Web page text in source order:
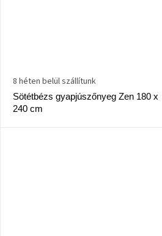
Sötétbézs gyapjúszőnyeg Zen 180 x
240 cm
8 héten belül szállítunk